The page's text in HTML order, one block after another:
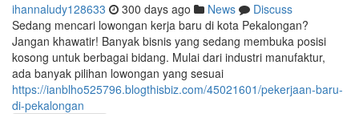
ihannaludy128633 300 days ago News
Discuss
Sedang mencari lowongan kerja baru di kota Pekalongan?
Jangan khawatir! Banyak bisnis yang sedang membuka posisi
kosong untuk berbagai bidang. Mulai dari industri manufaktur,
ada banyak pilihan lowongan yang sesuai
https://ianblho525796.blogthisbiz.com/45021601/pekerjaan-baru-
di-pekalongan